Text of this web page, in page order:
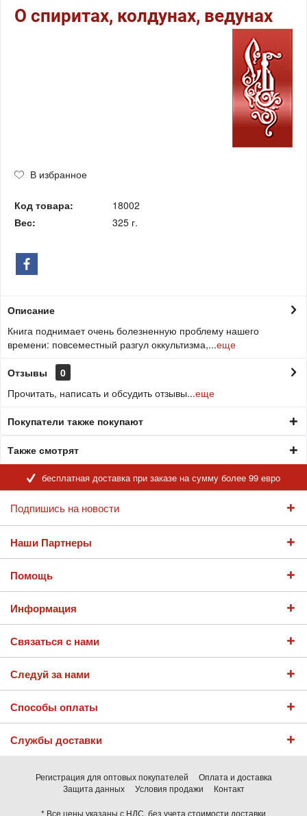
О спиритах, колдунах, ведунах
В избранное
Код товара:
18002
Вес:
325 г.
Описание
Книга поднимает очень болезненную проблему нашего
времени: повсеместный разгул оккультизма,...еще
Отзывы
0
Прочитать, написать и обсудить отзывы...еще
Покупатели также покупают
Также смотрят
бесплатная доставка при заказе на сумму более 99 евро
Подпишись на новости
Наши Партнеры
Помощь
Информация
Связаться с нами
Следуй за нами
Способы оплаты
Службы доставки
Регистрация для оптовых покупателей
Оплата и доставка
Защита данных
Условия продажи Контакт
* Все цены указаны с НДС, без учета стоимости доставки